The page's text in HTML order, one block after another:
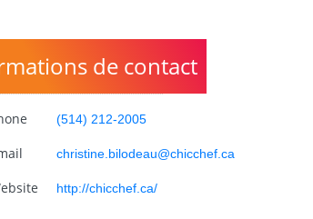
de contact
(514) 212-2005
christine.bilodeau@chicchef.ca
http://chicchef.ca/